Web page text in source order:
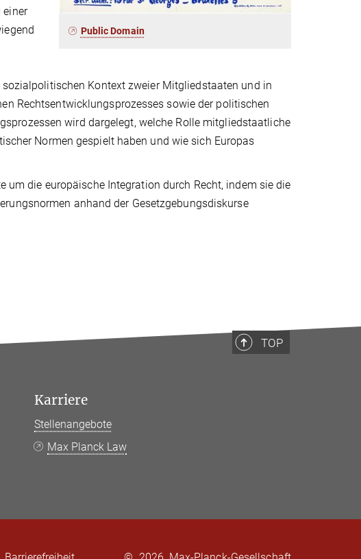
Public Domain
einer
Kontext zweier Mitgliedstaaten und in
Rechtsentwicklungsprozesses sowie der politischen
wird dargelegt, welche Rolle mitgliedstaatliche
Normen gespielt haben und wie sich Europas
um die europäische Integration durch Recht, indem sie die
anhand der Gesetzgebungsdiskurse
TOP
Karriere
Stellenangebote
Max Planck Law